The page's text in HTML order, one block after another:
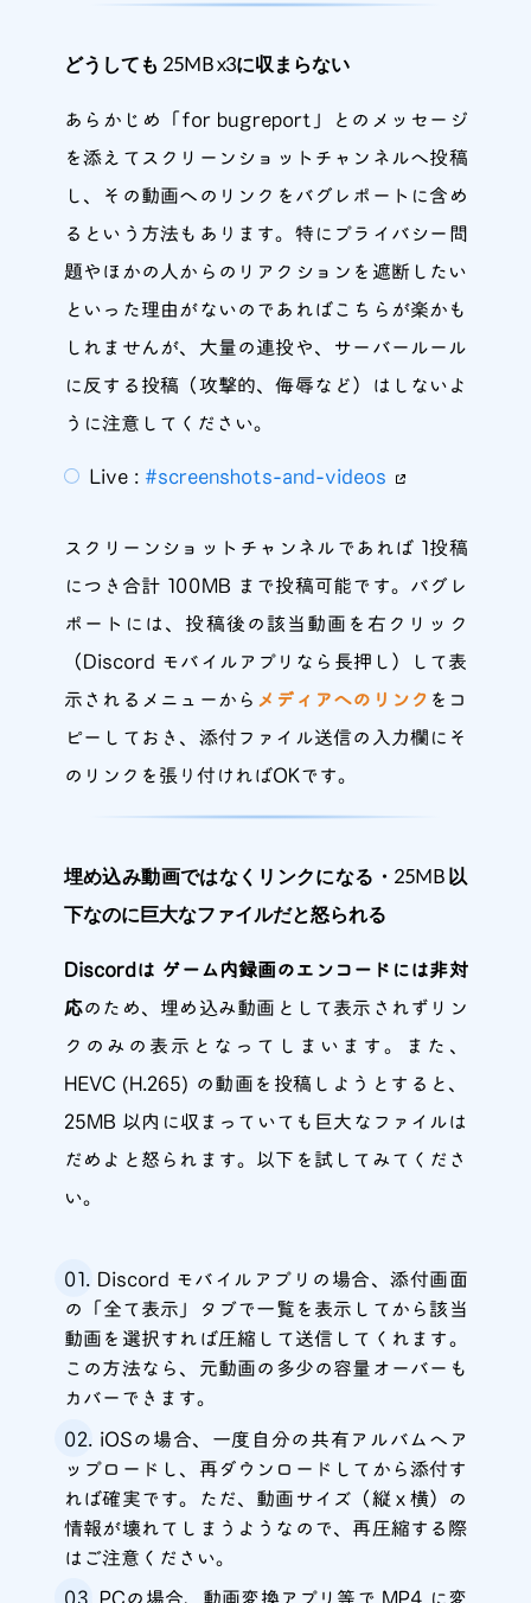
どうしても 25MB x3に収まらない
あらかじめ「for bugreport」とのメッセージ
を添えてスクリーンショットチャンネルへ投稿
し、その動画へのリンクをバグレポートに含め
るという方法もあります。特にプライバシー問
題やほかの人からのリアクションを遮断したい
といった理由がないのであればこちらが楽かも
しれませんが、大量の連投や、サーバールール
に反する投稿（攻撃的、侮辱など）はしないよ
うに注意してください。
Live : #screenshots-and-videos
スクリーンショットチャンネルであれば 1投稿
につき合計 100MB まで投稿可能です。バグレ
ポートには、投稿後の該当動画を右クリック
（Discord モバイルアプリなら長押し）して表
示されるメニューから メディアへのリンク をコ
ピーしておき、添付ファイル送信の入力欄にそ
のリンクを張り付ければOKです。
埋め込み動画ではなくリンクになる・25MB 以
下なのに巨大なファイルだと怒られる
Discordは ゲーム内録画のエンコードには非対
応のため、埋め込み動画として表示されずリン
クのみの表示となってしまいます。また、
HEVC (H.265) の動画を投稿しようとすると、
25MB 以内に収まっていても巨大なファイルは
だめよと怒られます。以下を試してみてくださ
い。
Discord モバイルアプリの場合、添付画面
の「全て表示」タブで一覧を表示してから該当
動画を選択すれば圧縮して送信してくれます。
この方法なら、元動画の多少の容量オーバーも
カバーできます。
iOSの場合、一度自分の共有アルバムへア
ップロードし、再ダウンロードしてから添付す
れば確実です。ただ、動画サイズ（縦ｘ横）の
情報が壊れてしまうようなので、再圧縮する際
はご注意ください。